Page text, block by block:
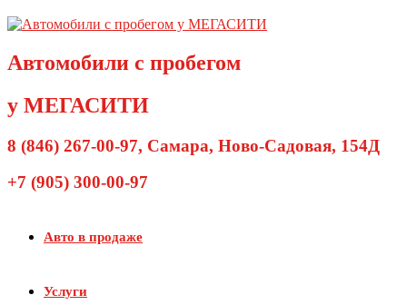
Перейти
к
Автомобили с пробегом
у МЕГАСИТИ
8 (846) 267-00-97, Самара, Ново-Садовая, 154Д
+7 (905) 300-00-97
Авто в продаже
Услуги